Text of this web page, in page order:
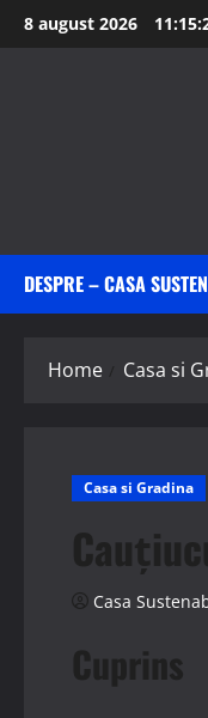
Skip
to
8 august 2026
DESPRE – CASA
Home Casa si
Casa si Gradina
Casa
Cuprins